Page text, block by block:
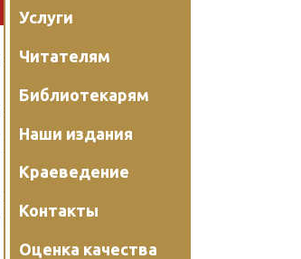
Услуги
Читателям
Библиотекарям
Наши издания
Краеведение
Контакты
Оценка качества